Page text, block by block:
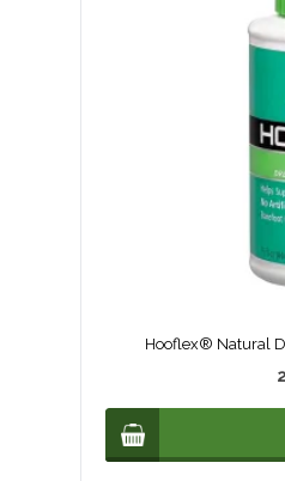
Hooflex® Natural